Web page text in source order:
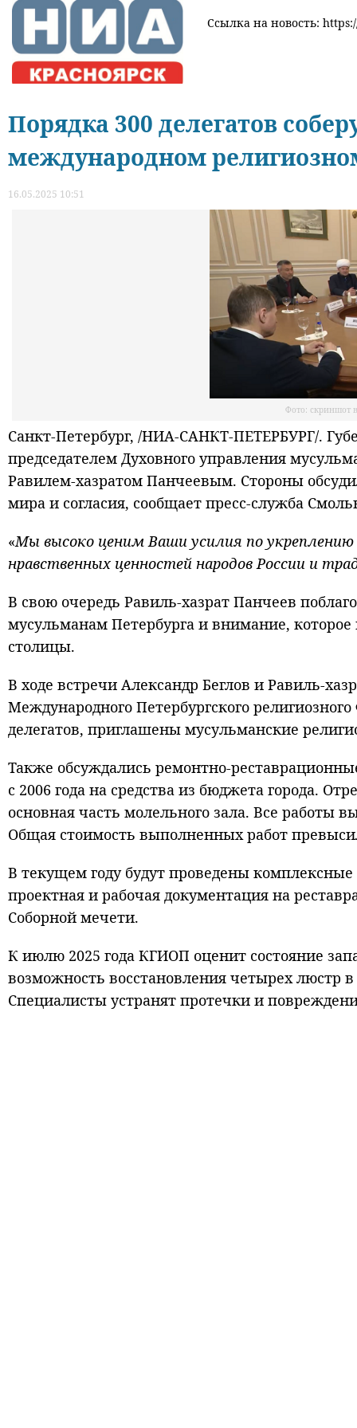
Ссылка на новость:
Порядка 300 делегатов
международном
16.05.2025 10:51
Фото: скриншот
Санкт-Петербург, /НИА-САНКТ-ПЕТЕРБУРГ/.
председателем Духовного управления
Равилем-хазратом Панчеевым. Стороны
мира и согласия, сообщает пресс-служба
«Мы высоко ценим Ваши усилия по укреплению
нравственных ценностей народов России и
В свою очередь Равиль-хазрат Панчеев
мусульманам Петербурга и внимание,
столицы.
В ходе встречи Александр Беглов и Равиль-
Международного Петербургского
делегатов, приглашены мусульманские
Также обсуждались ремонтно-
с 2006 года на средства из бюджета города.
основная часть молельного зала. Все
Общая стоимость выполненных работ
В текущем году будут проведены комплексные
проектная и рабочая документация на
Соборной мечети.
К июлю 2025 года КГИОП оценит состояние
возможность восстановления четырех люстр
Специалисты устранят протечки и